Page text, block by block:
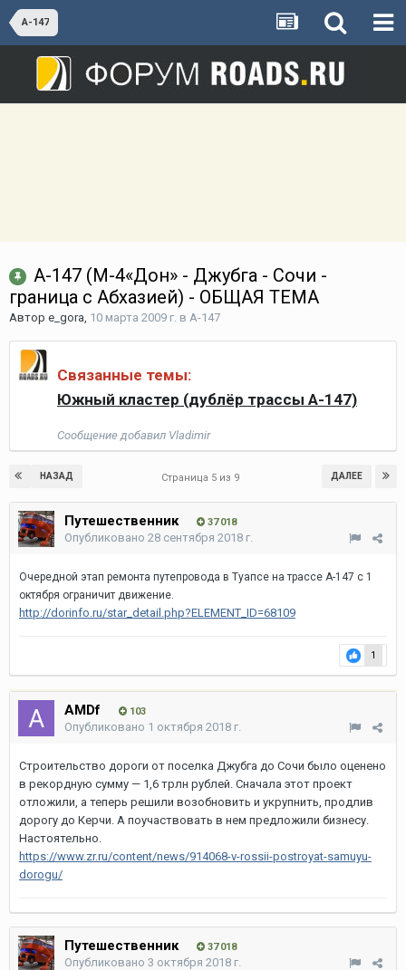
А-147
А-147 (М-4«Дон» - Джубга - Сочи -
граница с Абхазией) - ОБЩАЯ ТЕМА
Автор e_gora, 10 марта 2009 г. в А-147
Связанные темы:
Южный кластер (дублёр трассы А-147)
Сообщение добавил Vladimir
НАЗАД ДАЛЕЕ
Страница 5 из 9
Путешественник 37 018
Опубликовано 28 сентября 2018 г.
Очередной этап ремонта путепровода в Туапсе на трассе А-147 с 1
октября ограничит движение.
http://dorinfo.ru/star_detail.php?ELEMENT_ID=68109
1
AMDf 103
Опубликовано 1 октября 2018 г.
Строительство дороги от поселка Джубга до Сочи было оценено
в рекордную сумму — 1,6 трлн рублей. Сначала этот проект
отложили, а теперь решили возобновить и укрупнить, продлив
дорогу до Керчи. А поучаствовать в нем предложили бизнесу.
Настоятельно.
https://www.zr.ru/content/news/914068-v-rossii-postroyat-samuyu-
dorogu/
Путешественник 37 018
Опубликовано 3 октября 2018 г.